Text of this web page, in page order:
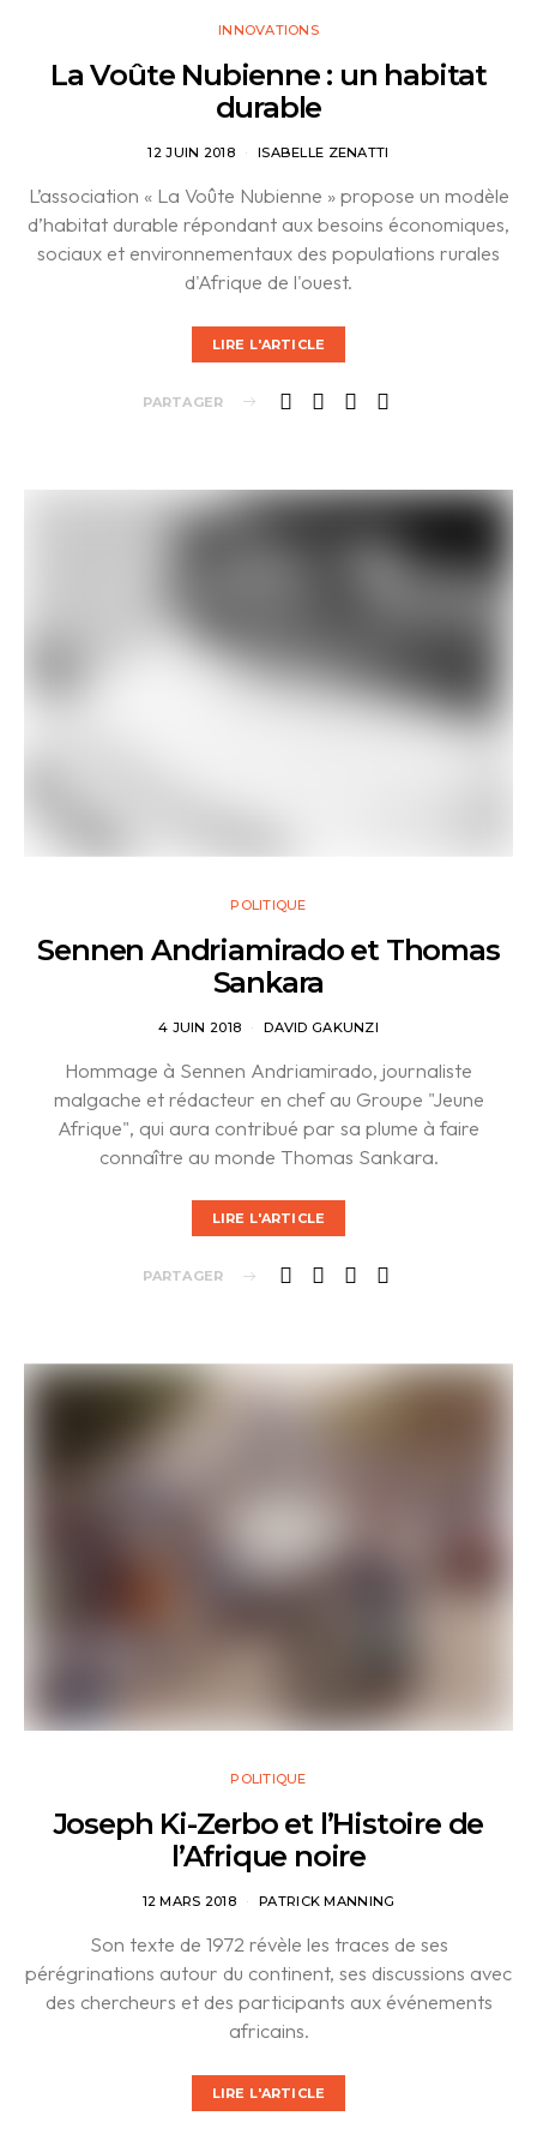
INNOVATIONS
La Voûte Nubienne : un habitat
durable
12 JUIN 2018 ISABELLE ZENATTI
L’association « La Voûte Nubienne » propose un modèle
d’habitat durable répondant aux besoins économiques,
sociaux et environnementaux des populations rurales
d'Afrique de l'ouest.
LIRE L'ARTICLE
PARTAGER
POLITIQUE
Sennen Andriamirado et Thomas
Sankara
4 JUIN 2018 DAVID GAKUNZI
Hommage à Sennen Andriamirado, journaliste
malgache et rédacteur en chef au Groupe "Jeune
Afrique", qui aura contribué par sa plume à faire
connaître au monde Thomas Sankara.
LIRE L'ARTICLE
PARTAGER
POLITIQUE
Joseph Ki-Zerbo et l’Histoire de
l’Afrique noire
12 MARS 2018 PATRICK MANNING
Son texte de 1972 révèle les traces de ses
pérégrinations autour du continent, ses discussions avec
des chercheurs et des participants aux événements
africains.
LIRE L'ARTICLE